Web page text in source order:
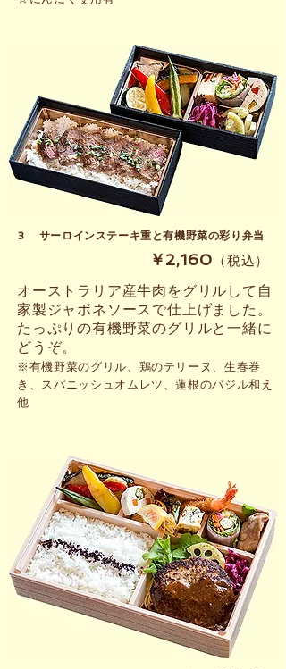
3 サーロインステーキ重と有機野菜の彩り弁当
​￥2,160 （税込）
オーストラリア産牛肉をグリルして自
家製ジャポネソースで仕上げました。
たっぷりの有機野菜のグリルと一緒に
どうぞ。
※有機野菜のグリル、鶏のテリーヌ、生春巻
き、スパニッシュオムレツ、蓮根のバジル和え
他